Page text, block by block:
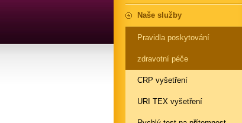
Naše služby
Pravidla poskytování
zdravotní péče
CRP vyšetření
URI TEX vyšetření